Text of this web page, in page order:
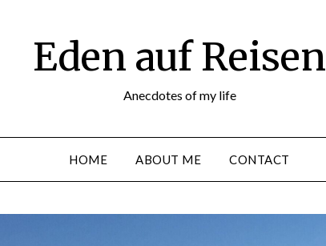
Eden auf Reisen
Anecdotes of my life
HOME ABOUT ME CONTACT